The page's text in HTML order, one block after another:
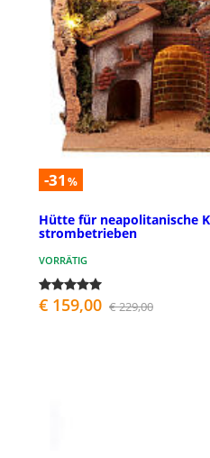
-31 %
Hütte für neapolitanische
strombetrieben
VORRÄTIG
€ 159,00 € 229,00